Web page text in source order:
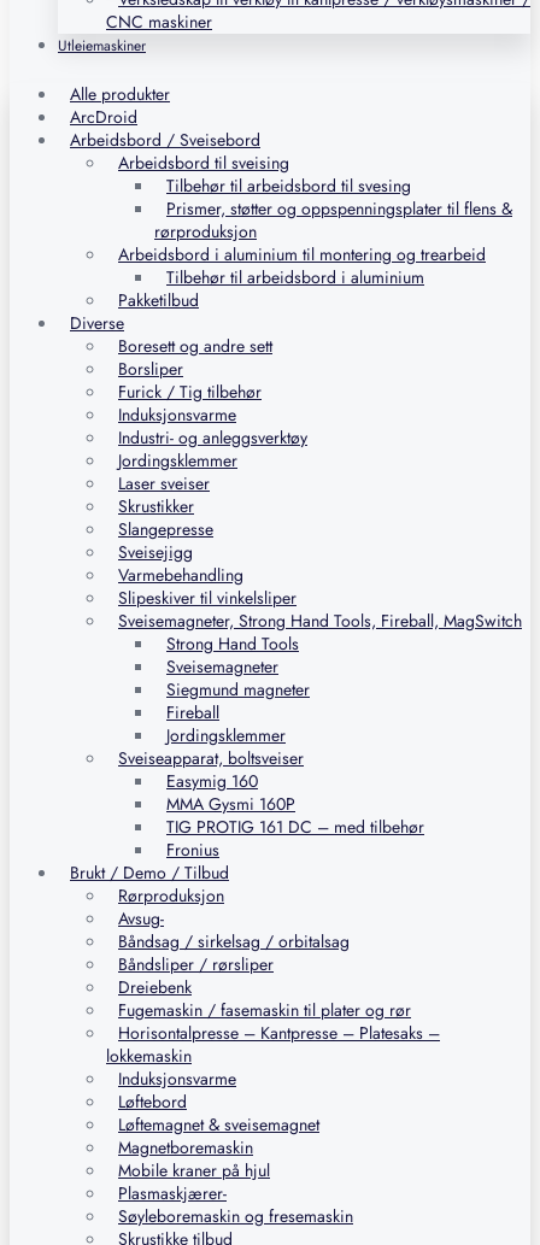
CNC maskiner
Utleiemaskiner
Alle produkter
ArcDroid
Arbeidsbord / Sveisebord
Arbeidsbord til sveising
Tilbehør til arbeidsbord til svesing
Prismer, støtter og oppspenningsplater til flens &
rørproduksjon
Arbeidsbord i aluminium til montering og trearbeid
Tilbehør til arbeidsbord i aluminium
Pakketilbud
Diverse
Boresett og andre sett
Borsliper
Furick / Tig tilbehør
Induksjonsvarme
Industri- og anleggsverktøy
Jordingsklemmer
Laser sveiser
Skrustikker
Slangepresse
Sveisejigg
Varmebehandling
Slipeskiver til vinkelsliper
Sveisemagneter, Strong Hand Tools, Fireball, MagSwitch
Strong Hand Tools
Sveisemagneter
Siegmund magneter
Fireball
Jordingsklemmer
Sveiseapparat, boltsveiser
Easymig 160
MMA Gysmi 160P
TIG PROTIG 161 DC – med tilbehør
Fronius
Brukt / Demo / Tilbud
Rørproduksjon
Avsug-
Båndsag / sirkelsag / orbitalsag
Båndsliper / rørsliper
Dreiebenk
Fugemaskin / fasemaskin til plater og rør
Horisontalpresse – Kantpresse – Platesaks –
lokkemaskin
Induksjonsvarme
Løftebord
Løftemagnet & sveisemagnet
Magnetboremaskin
Mobile kraner på hjul
Plasmaskjærer-
Søyleboremaskin og fresemaskin
Skrustikke tilbud